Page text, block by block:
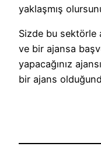
yaklaşmış
Sizde bu sektörle
ve bir ajansa
yapacağınız
bir ajans